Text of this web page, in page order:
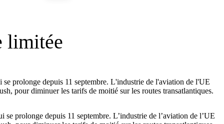
limitée
prolonge depuis 11 septembre. L'industrie de l'aviation de l'UE
pour diminuer les tarifs de moitié sur les routes transatlantiques.
prolonge depuis 11 septembre. L’industrie de l’aviation de l’UE